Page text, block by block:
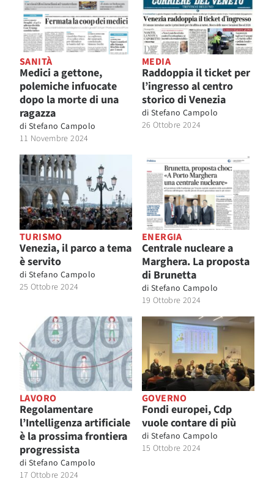
SANITÀ
Medici a gettone,
polemiche infuocate
dopo la morte di una
ragazza
di Stefano Campolo
11 Novembre 2024
MEDIA
Raddoppia il ticket per
l’ingresso al centro
storico di Venezia
di Stefano Campolo
26 Ottobre 2024
TURISMO
Venezia, il parco a tema
è servito
di Stefano Campolo
25 Ottobre 2024
ENERGIA
Centrale nucleare a
Marghera. La proposta
di Brunetta
di Stefano Campolo
19 Ottobre 2024
LAVORO
Regolamentare
l’Intelligenza artificiale
è la prossima frontiera
progressista
di Stefano Campolo
17 Ottobre 2024
GOVERNO
Fondi europei, Cdp
vuole contare di più
di Stefano Campolo
15 Ottobre 2024